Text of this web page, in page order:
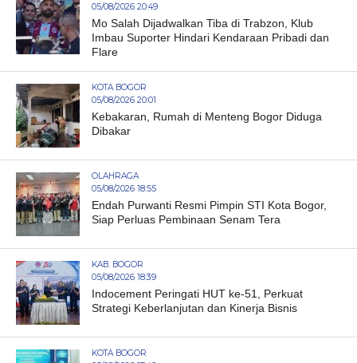
05/08/2026 20:49
Mo Salah Dijadwalkan Tiba di Trabzon, Klub
Imbau Suporter Hindari Kendaraan Pribadi dan
Flare
KOTA BOGOR
05/08/2026 20:01
Kebakaran, Rumah di Menteng Bogor Diduga
Dibakar
OLAHRAGA
05/08/2026 18:55
Endah Purwanti Resmi Pimpin STI Kota Bogor,
Siap Perluas Pembinaan Senam Tera
KAB. BOGOR
05/08/2026 18:39
Indocement Peringati HUT ke-51, Perkuat
Strategi Keberlanjutan dan Kinerja Bisnis
KOTA BOGOR